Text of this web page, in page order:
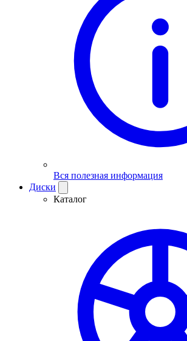
Вся полезная информация
Диски
Каталог